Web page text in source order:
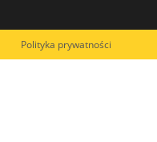
Polityka prywatności